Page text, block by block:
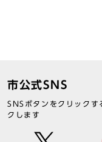
市公式SNS
SNSボタンをクリックす
クします